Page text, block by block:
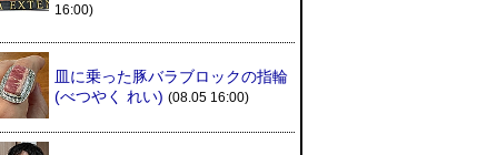
16:00)
皿に乗った豚バラブロックの指輪
(べつやく れい) (08.05 16:00)